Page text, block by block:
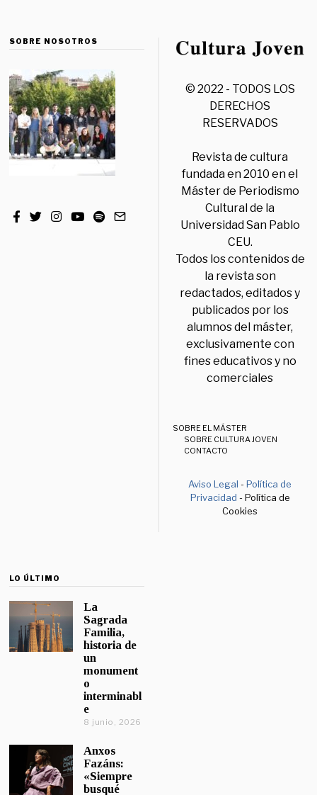
SOBRE NOSOTROS
© 2022 - TODOS LOS
DERECHOS
RESERVADOS
Revista de cultura
fundada en 2010 en el
Máster de Periodismo
Cultural de la
Universidad San Pablo
CEU.
Todos los contenidos de
la revista son
redactados, editados y
publicados por los
alumnos del máster,
exclusivamente con
fines educativos y no
comerciales
SOBRE EL MÁSTER
SOBRE CULTURA JOVEN
CONTACTO
Aviso Legal -Política de
Privacidad - Política de
Cookies
LO ÚLTIMO
La
Sagrada
Familia,
historia de
un
monument
o
interminabl
e
8 junio, 2026
Anxos
Fazáns:
«Siempre
busqué